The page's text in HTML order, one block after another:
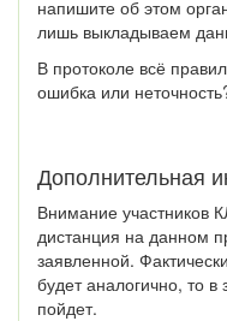
напишите об этом
лишь выкладываем
В протоколе всё
ошибка или
Дополнительная
Внимание участников
дистанция на данном
заявленной.
будет аналогично, то
пойдет.